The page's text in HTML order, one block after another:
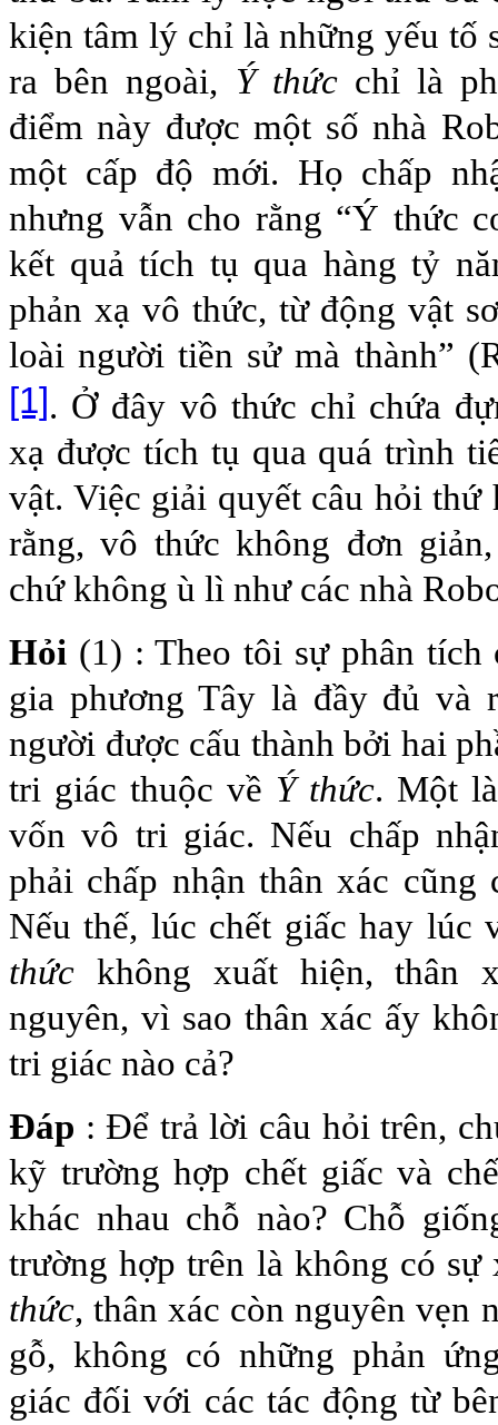
kiện tâm lý chỉ là những yếu tố
ra bên ngoài, Ý thứcchỉ là
điểm này được một số nhà
một cấp độ mới. Họ chấp
nhưng vẫn cho rằng “Ý thức
kết quả tích tụ qua hàng tỷ
phản xạ vô thức, từ động vật
loài người tiền sử mà thành”
[1]. Ở đây vô thức chỉ chứa
xạ được tích tụ qua quá trình
vật. Việc giải quyết câu hỏi thứ
rằng, vô thức không đơn
chứ không ù lì như các nhà
Hỏi (1) : Theo tôi sự phân tích
gia phương Tây là đầy đủ và
người được cấu thành bởi hai
tri giác thuộc về Ý thức. Một
vốn vô tri giác. Nếu chấp
phải chấp nhận thân xác
Nếu thế, lúc chết giấc hay lúc
thức không xuất hiện, thân
nguyên, vì sao thân xác ấy
tri giác nào cả?
Đáp : Để trả lời câu hỏi trên,
kỹ trường hợp chết giấc và
khác nhau chỗ nào? Chỗ
trường hợp trên là không có
thức, thân xác còn nguyên vẹn
gỗ, không có những phản
giác đối với các tác động từ